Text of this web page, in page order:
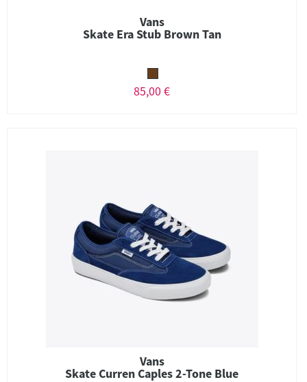
Vans
Skate Era Stub Brown Tan
85,00 €
Vans
Skate Curren Caples 2-Tone Blue